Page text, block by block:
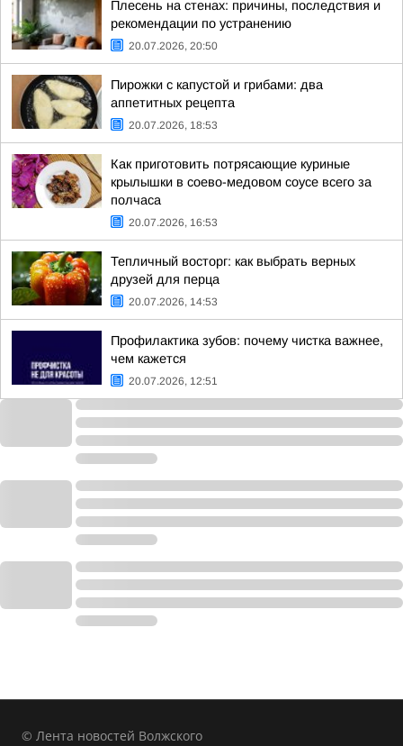
Плесень на стенах: причины, последствия и
рекомендации по устранению
20.07.2026, 20:50
Пирожки с капустой и грибами: два
аппетитных рецепта
20.07.2026, 18:53
Как приготовить потрясающие куриные
крылышки в соево-медовом соусе всего за
полчаса
20.07.2026, 16:53
Тепличный восторг: как выбрать верных
друзей для перца
20.07.2026, 14:53
Профилактика зубов: почему чистка важнее,
чем кажется
20.07.2026, 12:51
© Лента новостей Волжского